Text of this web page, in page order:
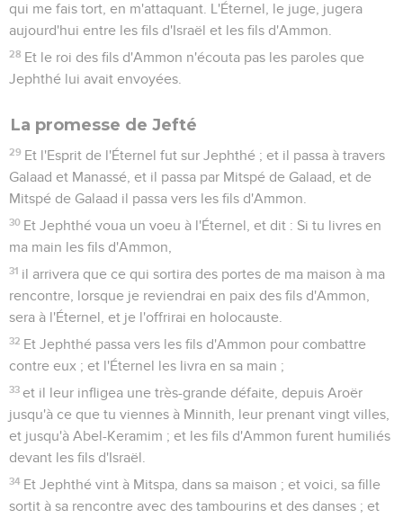
qui me fais tort, en m'attaquant. L'Éternel, le juge, jugera
aujourd'hui entre les fils d'Israël et les fils d'Ammon.
28 Et le roi des fils d'Ammon n'écouta pas les paroles que
Jephthé lui avait envoyées.
La promesse de Jefté
29 Et l'Esprit de l'Éternel fut sur Jephthé ; et il passa à travers
Galaad et Manassé, et il passa par Mitspé de Galaad, et de
Mitspé de Galaad il passa vers les fils d'Ammon.
30 Et Jephthé voua un voeu à l'Éternel, et dit : Si tu livres en
ma main les fils d'Ammon,
31 il arrivera que ce qui sortira des portes de ma maison à ma
rencontre, lorsque je reviendrai en paix des fils d'Ammon,
sera à l'Éternel, et je l'offrirai en holocauste.
32 Et Jephthé passa vers les fils d'Ammon pour combattre
contre eux ; et l'Éternel les livra en sa main ;
33 et il leur infligea une très-grande défaite, depuis Aroër
jusqu'à ce que tu viennes à Minnith, leur prenant vingt villes,
et jusqu'à Abel-Keramim ; et les fils d'Ammon furent humiliés
devant les fils d'Israël.
34 Et Jephthé vint à Mitspa, dans sa maison ; et voici, sa fille
sortit à sa rencontre avec des tambourins et des danses ; et